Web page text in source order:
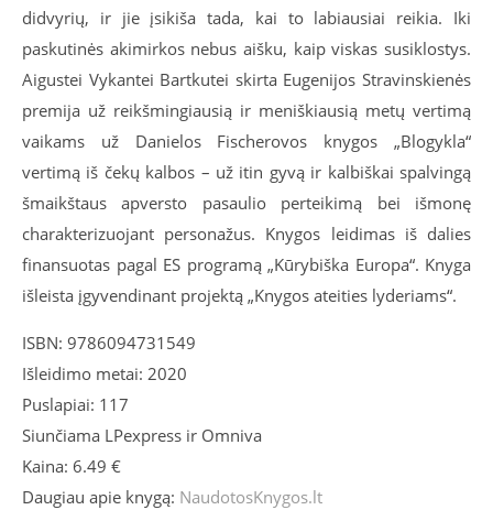
didvyrių, ir jie įsikiša tada, kai to labiausiai reikia. Iki
paskutinės akimirkos nebus aišku, kaip viskas susiklostys.
Aigustei Vykantei Bartkutei skirta Eugenijos Stravinskienės
premija už reikšmingiausią ir meniškiausią metų vertimą
vaikams už Danielos Fischerovos knygos „Blogykla“
vertimą iš čekų kalbos – už itin gyvą ir kalbiškai spalvingą
šmaikštaus apversto pasaulio perteikimą bei išmonę
charakterizuojant personažus. Knygos leidimas iš dalies
finansuotas pagal ES programą „Kūrybiška Europa“. Knyga
išleista įgyvendinant projektą „Knygos ateities lyderiams“.
ISBN: 9786094731549
Išleidimo metai: 2020
Puslapiai: 117
Siunčiama LPexpress ir Omniva
Kaina: 6.49 €
Daugiau apie knygą: NaudotosKnygos.lt